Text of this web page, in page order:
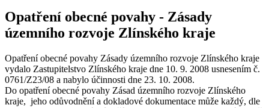
Opatření obecné povahy - Zásady
územního rozvoje Zlínského kraje
Opatření obecné povahy Zásady územního rozvoje Zlínského kraje
vydalo Zastupitelstvo Zlínského kraje dne 10. 9. 2008 usnesením č.
0761/Z23/08 a nabylo účinnosti dne 23. 10. 2008.
Do opatření obecné povahy Zásad územního rozvoje Zlínského
kraje, jeho odůvodnění a dokladové dokumentace může každý, dle